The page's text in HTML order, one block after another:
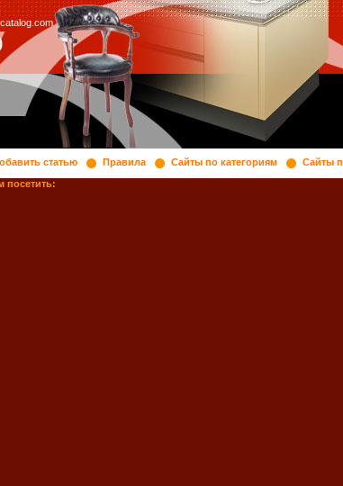
статью Правила Сайты по категориям Сайты
посетить: